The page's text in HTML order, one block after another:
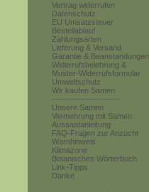
Vertrag widerrufen
Datenschutz
EU Umsatzsteuer
Bestellablauf
Zahlungsarten
Lieferung & Versand
Garantie & Beanstandungen
Widerrufsbelehrung &
Muster-Widerrufsformular
Umweltschutz
Wir kaufen Samen
------------------------
Unsere Samen
Vermehrung mit Samen
Aussaatanleitung
FAQ-Fragen zur Anzucht
Warnhinweis
Klimazone
Botanisches Wörterbuch
Link-Tipps
Danke